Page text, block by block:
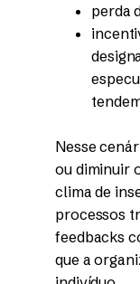
perda
Nesse
ou diminuir
clima de
processos
feedbacks
que a